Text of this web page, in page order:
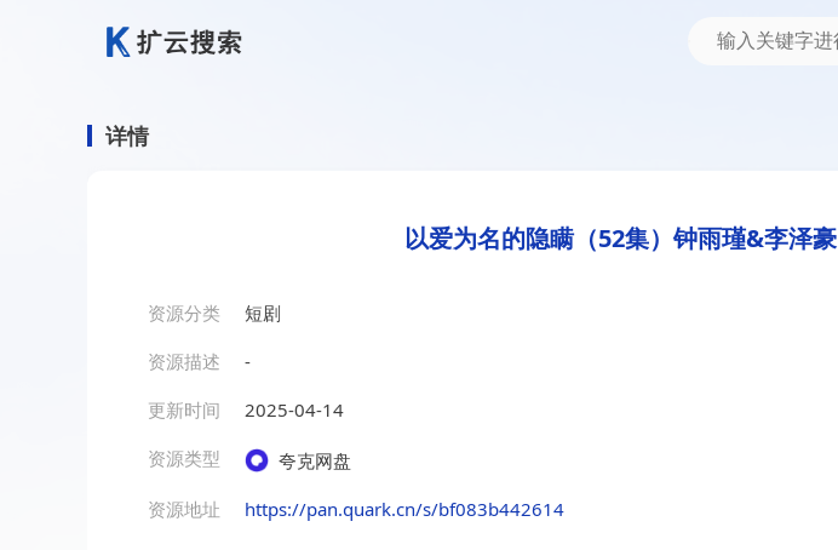
详情
以爱为名的隐瞒（52集）钟雨瑾&李泽豪
资源分类
短剧
资源描述
-
更新时间
2025-04-14
资源类型
夸克网盘
资源地址
https://pan.quark.cn/s/bf083b442614